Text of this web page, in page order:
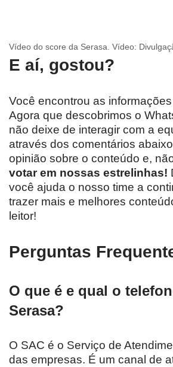
Vídeo do score da Serasa. Vídeo:
E aí, gostou?
Você encontrou as
Agora que descobrimos o
não deixe de interagir com a
através dos comentários
opinião sobre o conteúdo e,
votar em nossas estrelinhas!
você ajuda o nosso time a
trazer mais e melhores
leitor!
Perguntas
O que é e qual o
Serasa?
O SAC é o Serviço de
das empresas. É um canal de